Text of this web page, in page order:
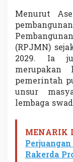
Menurut
(RPJMN)
2029. Ia
pemerintah
unsur
lembaga
MENARIK
Rakerda